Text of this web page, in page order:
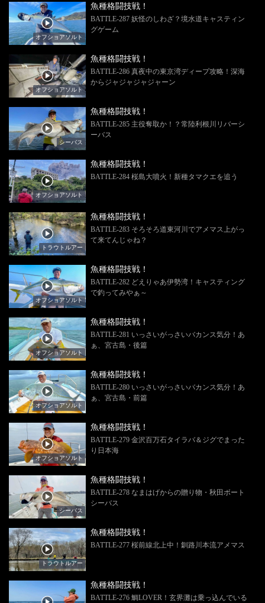
オフショアソルト
魚種格闘技戦！
BATTLE-287 妖怪のしわざ？境水道キャスティン
グゲーム
オフショアソルト
魚種格闘技戦！
BATTLE-286 真夜中の東京湾ディープ攻略！深海
からジャジャジャジャーン
シーバス
魚種格闘技戦！
BATTLE-285 主役奪取か！？常陸利根川リバーシ
ーバス
オフショアソルト
魚種格闘技戦！
BATTLE-284 桜島大噴火！新種タマクエを追う
トラウトルアー
魚種格闘技戦！
BATTLE-283 そろそろ道東河川でアメマス上がっ
て来てんじゃね？
オフショアソルト
魚種格闘技戦！
BATTLE-282 どえりゃあ伊勢湾！キャスティング
で釣ってみやぁ～
オフショアソルト
魚種格闘技戦！
BATTLE-281 いっさいがっさいバカンス気分！あ
ぁ、宮古島・後篇
オフショアソルト
魚種格闘技戦！
BATTLE-280 いっさいがっさいバカンス気分！あ
ぁ、宮古島・前篇
オフショアソルト
魚種格闘技戦！
BATTLE-279 金沢百万石タイラバ＆ジグでまった
り日本海
シーバス
魚種格闘技戦！
BATTLE-278 なまはげからの贈り物・秋田ボート
シーバス
トラウトルアー
魚種格闘技戦！
BATTLE-277 桜前線北上中！釧路川本流アメマス
魚種格闘技戦！
BATTLE-276 鯛LOVER！玄界灘は乗っ込んでいる